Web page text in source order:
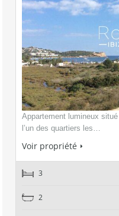
Appartement lumineux
l’un des quartiers les…
Voir propriété
3
2